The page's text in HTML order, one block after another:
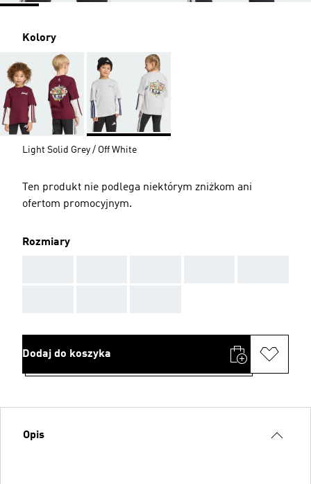
Kolory
Light Solid Grey / Off White
Ten produkt nie podlega niektórym zniżkom ani
ofertom promocyjnym.
Rozmiary
Dodaj do koszyka
Opis